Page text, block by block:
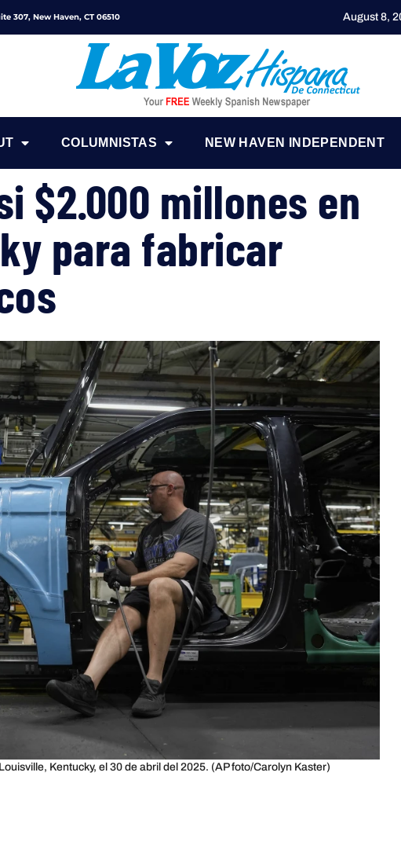
307, New Haven, CT 06510 August 8,
COLUMNISTAS NEW HAVEN INDEPENDENT
$2.000 millones en
para fabricar
Kentucky, el 30 de abril del 2025. (AP foto/Carolyn Kaster)